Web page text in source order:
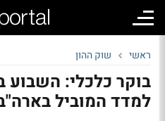
ראשי שוק ההון
בוקר כלכלי: השבוע
למדד המוביל